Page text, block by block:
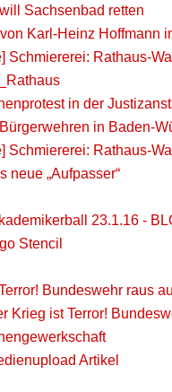
Sachsenbad retten
Karl-Heinz Hoffmann
Schmiererei: Rathaus-
in der
in Baden-
Schmiererei: Rathaus-
neue „Aufpasser“
23.1.16 -
Stencil
Bundeswehr raus
Krieg ist Terror!
Artikel